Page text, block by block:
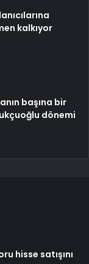
kalkıyor
başına bir
dönemi
hisse satışını